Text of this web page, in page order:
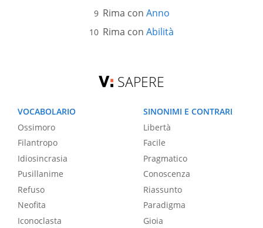
Rima con Anno
Rima con Abilità
SAPERE
VOCABOLARIO
Ossimoro
Filantropo
Idiosincrasia
Pusillanime
Refuso
Neofita
Iconoclasta
SINONIMI E CONTRARI
Libertà
Facile
Pragmatico
Conoscenza
Riassunto
Paradigma
Gioia